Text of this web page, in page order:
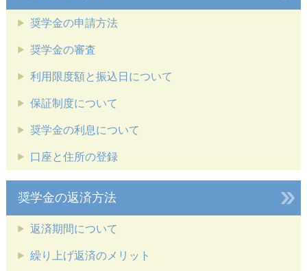
奨学金の申請方法
奨学金の審査
利用限度額と振込日について
保証制度について
奨学金の利息について
口座と住所の登録
奨学金の返済方法
返済期間について
繰り上げ返済のメリット